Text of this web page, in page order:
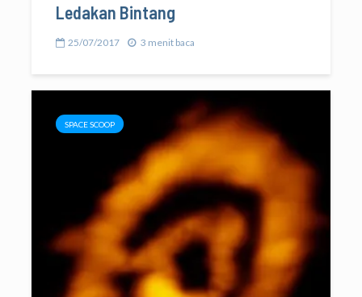
Ledakan Bintang
25/07/2017 3 menit baca
SPACE SCOOP